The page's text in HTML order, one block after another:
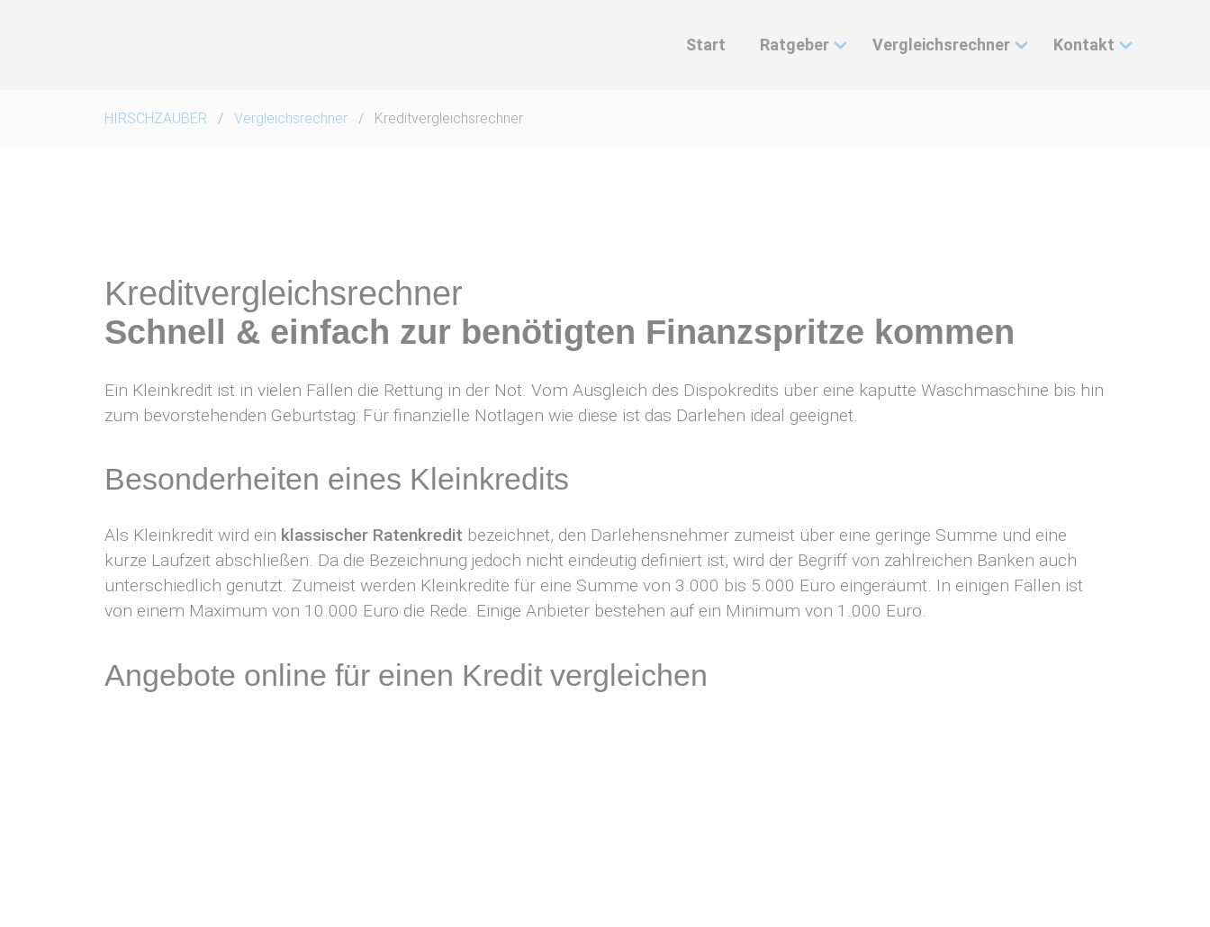
Start Ratgeber Vergleichsrechner Kontakt
HIRSCHZAUBER Vergleichsrechner Kreditvergleichsrechner
Kreditvergleichsrechner
Schnell & einfach zur benötigten Finanzspritze kommen
Ein Kleinkredit ist in vielen Fällen die Rettung in der Not. Vom Ausgleich des Dispokredits über eine kaputte Waschmaschine bis hin
zum bevorstehenden Geburtstag: Für finanzielle Notlagen wie diese ist das Darlehen ideal geeignet.
Besonderheiten eines Kleinkredits
Als Kleinkredit wird ein klassischer Ratenkredit bezeichnet, den Darlehensnehmer zumeist über eine geringe Summe und eine
kurze Laufzeit abschließen. Da die Bezeichnung jedoch nicht eindeutig definiert ist, wird der Begriff von zahlreichen Banken auch
unterschiedlich genutzt. Zumeist werden Kleinkredite für eine Summe von 3.000 bis 5.000 Euro eingeräumt. In einigen Fällen ist
von einem Maximum von 10.000 Euro die Rede. Einige Anbieter bestehen auf ein Minimum von 1.000 Euro.
Angebote online für einen Kredit vergleichen